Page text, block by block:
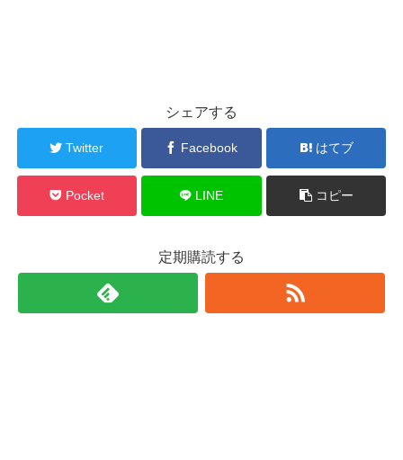
シェアする
Twitter Facebook はてブ
Pocket LINE コピー
定期購読する